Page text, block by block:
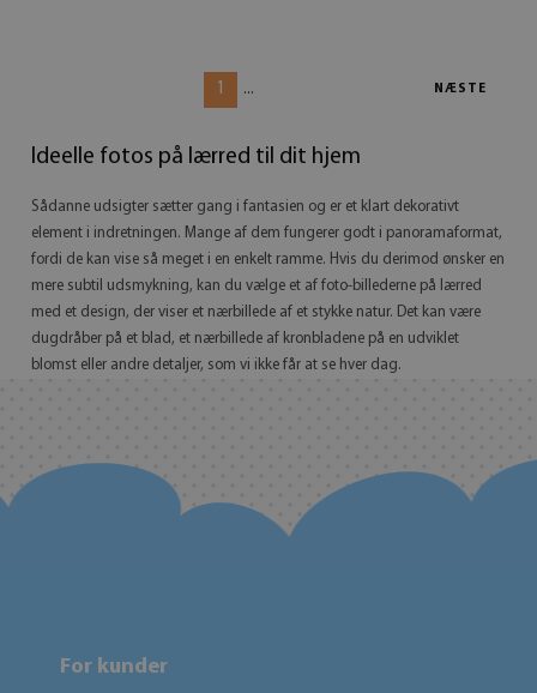
1 ... NÆSTE
Ideelle fotos på lærred til dit hjem
Sådanne udsigter sætter gang i fantasien og er et klart dekorativt
element i indretningen. Mange af dem fungerer godt i panoramaformat,
fordi de kan vise så meget i en enkelt ramme. Hvis du derimod ønsker en
mere subtil udsmykning, kan du vælge et af foto-billederne på lærred
med et design, der viser et nærbillede af et stykke natur. Det kan være
dugdråber på et blad, et nærbillede af kronbladene på en udviklet
blomst eller andre detaljer, som vi ikke får at se hver dag.
For kunder